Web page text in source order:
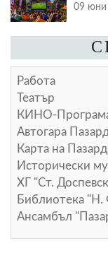
09 юни
Работа
Театър
КИНО-
Автогара
Карта на
Исторически
ХГ "Ст.
Библиотека
Ансамбъл